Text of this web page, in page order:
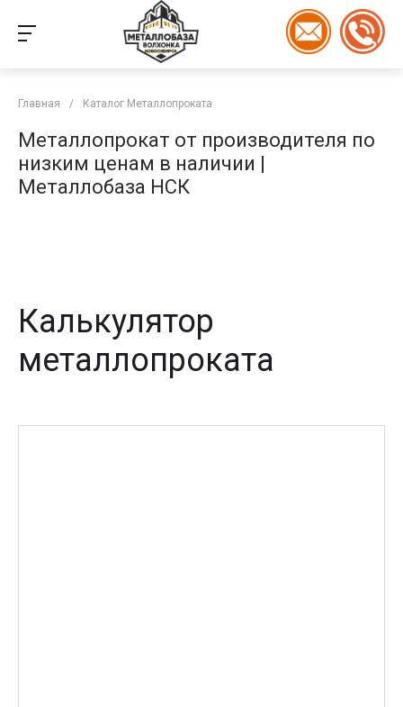
Главная / Каталог Металлопроката
Металлопрокат от производителя по
низким ценам в наличии |
Металлобаза НСК
Калькулятор
металлопроката